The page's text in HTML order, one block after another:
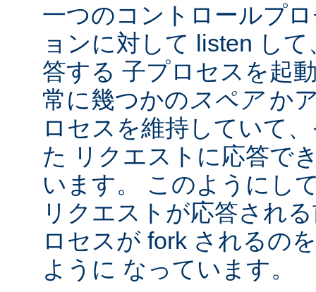
一つのコントロールプ
ョンに対して listen し
答する 子プロセスを起
常に幾つかのスペアか
ロセスを維持していて
た リクエストに応答で
います。 このようにし
リクエストが応答され
ロセスが fork されるの
ように なっています。